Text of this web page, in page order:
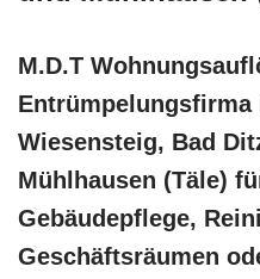
M.D.T
Wiesensteig, Bad
Mühlhausen (Täle)
Gebäudepflege,
Geschäftsräumen